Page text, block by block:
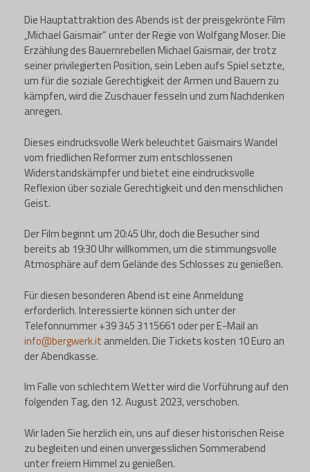
Die Hauptattraktion des Abends ist der preisgekrönte Film
„Michael Gaismair“ unter der Regie von Wolfgang Moser. Die
Erzählung des Bauernrebellen Michael Gaismair, der trotz
seiner privilegierten Position, sein Leben aufs Spiel setzte,
um für die soziale Gerechtigkeit der Armen und Bauern zu
kämpfen, wird die Zuschauer fesseln und zum Nachdenken
anregen.
Dieses eindrucksvolle Werk beleuchtet Gaismairs Wandel
vom friedlichen Reformer zum entschlossenen
Widerstandskämpfer und bietet eine eindrucksvolle
Reflexion über soziale Gerechtigkeit und den menschlichen
Geist.
Der Film beginnt um 20:45 Uhr, doch die Besucher sind
bereits ab 19:30 Uhr willkommen, um die stimmungsvolle
Atmosphäre auf dem Gelände des Schlosses zu genießen.
Für diesen besonderen Abend ist eine Anmeldung
erforderlich. Interessierte können sich unter der
Telefonnummer +39 345 3115661 oder per E-Mail an
info@bergwerk.it anmelden. Die Tickets kosten 10 Euro an
der Abendkasse.
Im Falle von schlechtem Wetter wird die Vorführung auf den
folgenden Tag, den 12. August 2023, verschoben.
Wir laden Sie herzlich ein, uns auf dieser historischen Reise
zu begleiten und einen unvergesslichen Sommerabend
unter freiem Himmel zu genießen.